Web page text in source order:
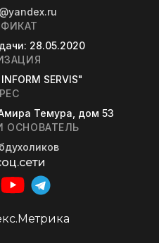
: 28.05.2020
SERVIS"
Темура, дом 53
ОСНОВАТЕЛЬ